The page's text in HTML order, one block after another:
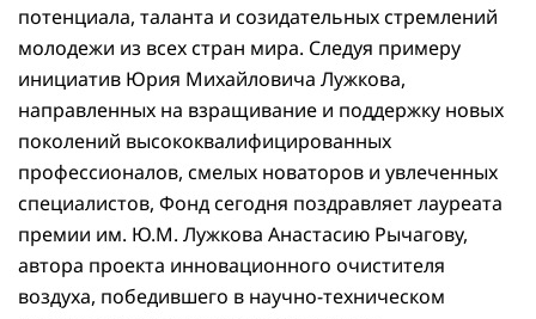
потенциала, таланта и созидательных стремлений
молодежи из всех стран мира. Следуя примеру
инициатив Юрия Михайловича Лужкова,
направленных на взращивание и поддержку новых
поколений высококвалифицированных
профессионалов, смелых новаторов и увлеченных
специалистов, Фонд сегодня поздравляет лауреата
премии им. Ю.М. Лужкова Анастасию Рычагову,
автора проекта инновационного очистителя
воздуха, победившего в научно-техническом